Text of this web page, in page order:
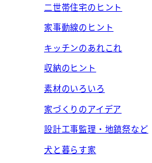
二世帯住宅のヒント
家事動線のヒント
キッチンのあれこれ
収納のヒント
素材のいろいろ
家づくりのアイデア
設計工事監理・地鎮祭など
犬と暮らす家